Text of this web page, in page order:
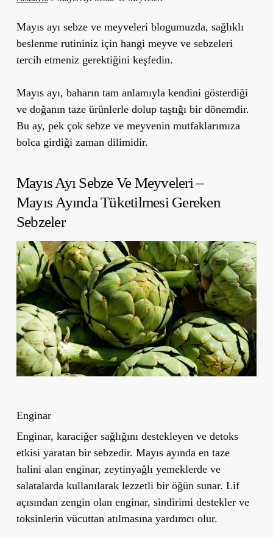
Mayıs ayı sebze ve meyveleri blogumuzda, sağlıklı
beslenme rutininiz için hangi meyve ve sebzeleri
tercih etmeniz gerektiğini keşfedin.
Mayıs ayı, baharın tam anlamıyla kendini gösterdiği
ve doğanın taze ürünlerle dolup taştığı bir dönemdir.
Bu ay, pek çok sebze ve meyvenin mutfaklarımıza
bolca girdiği zaman dilimidir.
Mayıs Ayı Sebze Ve Meyveleri –
Mayıs Ayında Tüketilmesi Gereken
Sebzeler
Enginar
Enginar, karaciğer sağlığını destekleyen ve detoks
etkisi yaratan bir sebzedir. Mayıs ayında en taze
halini alan enginar, zeytinyağlı yemeklerde ve
salatalarda kullanılarak lezzetli bir öğün sunar. Lif
açısından zengin olan enginar, sindirimi destekler ve
toksinlerin vücuttan atılmasına yardımcı olur.